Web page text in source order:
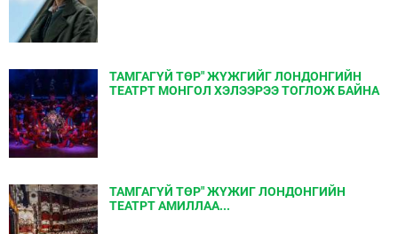
ТАМГАГҮЙ ТӨР" ЖҮЖГИЙГ ЛОНДОНГИЙН
ТЕАТРТ МОНГОЛ ХЭЛЭЭРЭЭ ТОГЛОЖ БАЙНА
ТАМГАГҮЙ ТӨР" ЖҮЖИГ ЛОНДОНГИЙН
ТЕАТРТ АМИЛЛАА...